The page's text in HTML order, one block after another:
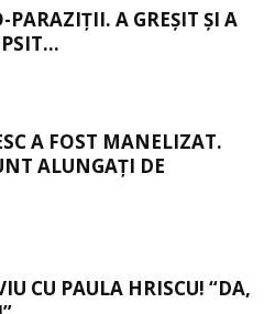
A GREȘIT ȘI A
A FOST MANELIZAT.
ALUNGAȚI DE
CU PAULA HRISCU! “DA,